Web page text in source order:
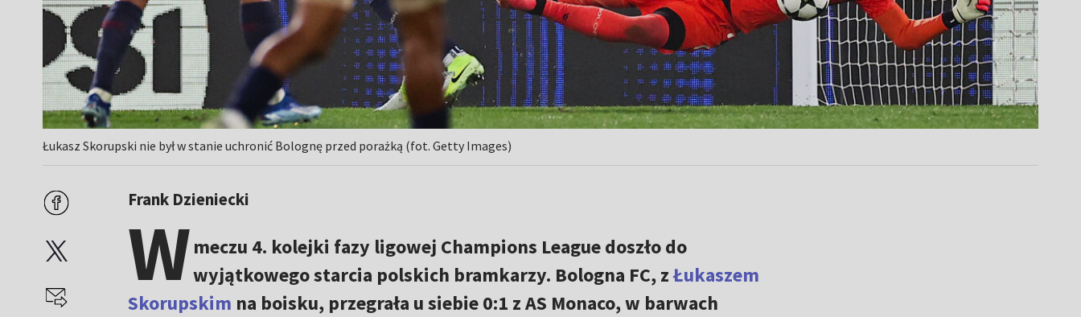
Łukasz Skorupski nie był w stanie uchronić Bolognę przed porażką (fot. Getty Images)
Frank Dzieniecki
Wmeczu 4. kolejki fazy ligowej Champions League doszło do
wyjątkowego starcia polskich bramkarzy. Bologna FC, zŁukaszem
Skorupskim na boisku, przegrała u siebie 0:1 z AS Monaco, w barwach